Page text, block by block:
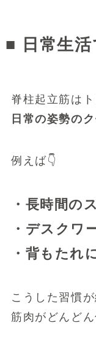
■ 日常生
脊柱起立筋は
日常の姿勢のク
例えば👇
・長時間の
・デスクワ
・背もたれ
こうした習慣が
筋肉がどんど